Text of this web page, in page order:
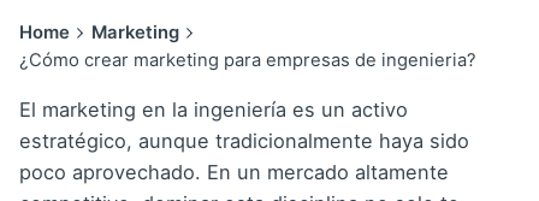
Home
Marketing
¿Cómo crear marketing para empresas de ingenieria?
El marketing en la ingeniería es un activo
estratégico, aunque tradicionalmente haya sido
poco aprovechado. En un mercado altamente